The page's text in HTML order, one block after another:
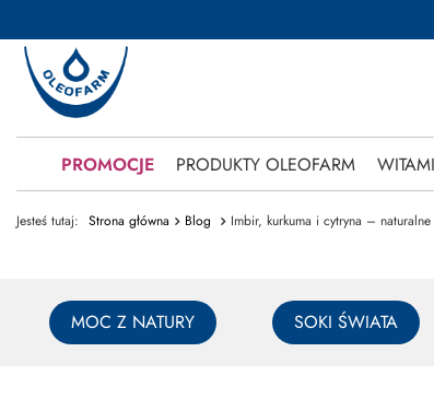
PROMOCJE PRODUKTY OLEOFARM
Jesteś tutaj: Strona główna Blog Imbir, kurkuma i cytryna –
MOC Z NATURY SOKI ŚWIATA